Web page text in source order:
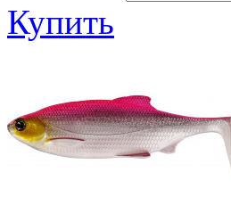
Купить